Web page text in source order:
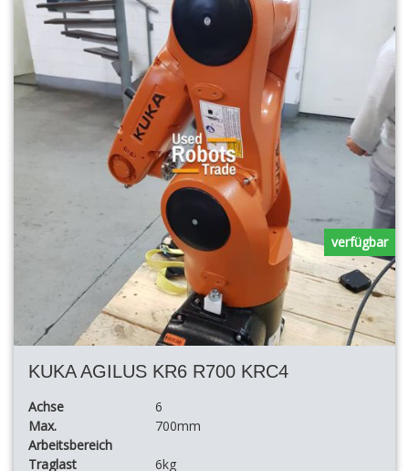
KUKA AGILUS KR6 R700 KRC4
Achse
6
Max.
Arbeitsbereich
700mm
Traglast 6kg
verfügbar